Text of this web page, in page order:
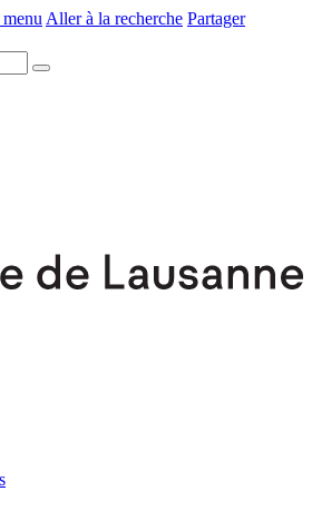
Aller à la recherche Partager